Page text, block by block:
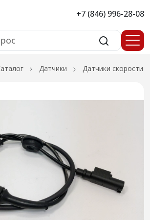
+7 (846) 996-28-08
Датчики Датчики скорости